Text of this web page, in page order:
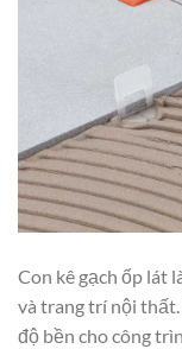
Con kê gạch ốp lát
và trang trí nội thất.
độ bền cho công